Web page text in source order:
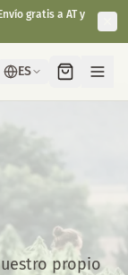
ES
propio
gratis a AT y